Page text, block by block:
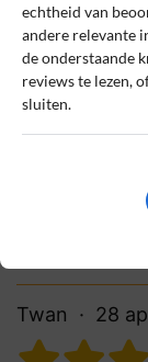
Heerlijk
alles
Goede
Review
Bekijk ons beleid
Twan 28
echtheid van
andere relevante
de onderstaande
reviews te lezen,
sluiten.